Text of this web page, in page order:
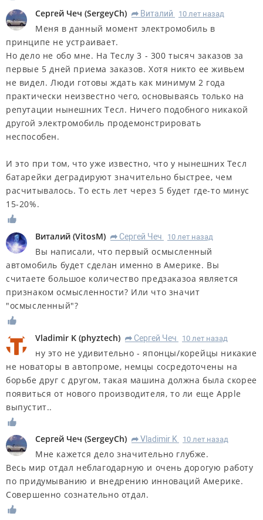
Сергей Чеч (SergeyCh) R Виталий 10 лет назад
Меня в данный момент электромобиль в
принципе не устраивает.
Но дело не обо мне. На Теслу 3 - 300 тысяч заказов за
первые 5 дней приема заказов. Хотя никто ее живьем
не видел. Люди готовы ждать как минимум 2 года
практически неизвестно чего, основываясь только на
репутации нынешних Тесл. Ничего подобного никакой
другой электромобиль продемонстрировать
неспособен.
И это при том, что уже известно, что у нынешних Тесл
батарейки деградируют значительно быстрее, чем
расчитывалось. То есть лет через 5 будет где-то минус
15-20%.
Виталий (VitosM) R Сергей Чеч 10 лет назад
Вы написали, что первый осмысленный
автомобиль будет сделан именно в Америке. Вы
считаете большое количество предзаказоа является
признаком осмысленности? Или что значит
"осмысленный"?
Vladimir K (phyztech) R Сергей Чеч 10 лет назад
ну это не удивительно - японцы/корейцы никакие
не новаторы в автопроме, немцы сосредоточены на
борьбе друг с другом, такая машина должна была скорее
появиться от нового производителя, то ли еще Apple
выпустит..
Сергей Чеч (SergeyCh) R Vladimir K 10 лет назад
Мне кажется дело значительно глубже.
Весь мир отдал неблагодарную и очень дорогую работу
по придумыванию и внедрению инноваций Америке.
Совершенно сознательно отдал.